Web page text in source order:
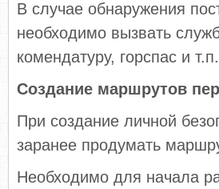
В случае обнаружения
необходимо вызвать
комендатуру, горспас и т.п.
Создание маршрутов
При создание личной
заранее продумать
Необходимо для начала